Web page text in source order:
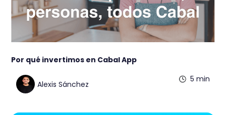
Por qué invertimos en Cabal App
Alexis Sánchez
5 min